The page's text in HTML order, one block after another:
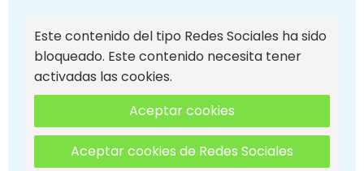
Este contenido del tipo Redes Sociales ha sido
bloqueado. Este contenido necesita tener
activadas las cookies.
Aceptar cookies
Aceptar cookies de Redes Sociales